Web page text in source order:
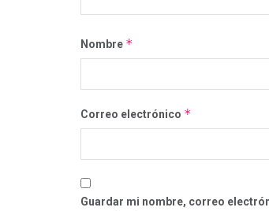
Nombre *
Correo electrónico *
Guardar mi nombre, correo